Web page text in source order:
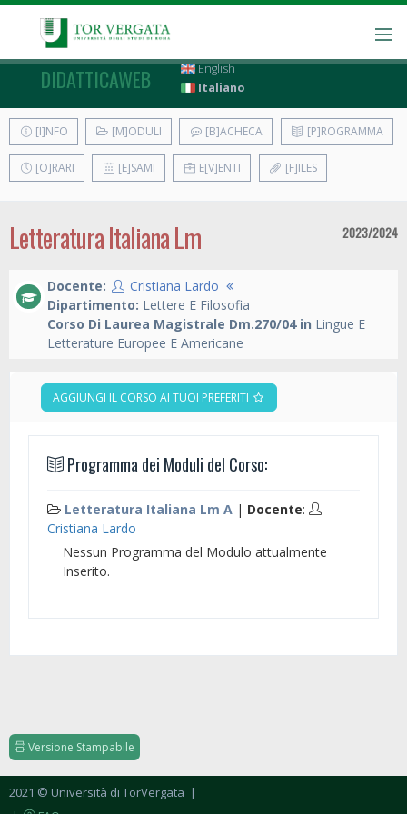
DIDATTICAWEB
English
Italiano
[I]NFO [M]ODULI [B]ACHECA [P]ROGRAMMA
[O]RARI [E]SAMI E[V]ENTI [F]ILES
Letteratura Italiana Lm 2023/2024
Docente:
Cristiana Lardo
Dipartimento: Lettere E Filosofia
Corso Di Laurea Magistrale Dm.270/04 in Lingue E
Letterature Europee E Americane
AGGIUNGI IL CORSO AI TUOI PREFERITI
Programma dei Moduli del Corso:
Letteratura Italiana Lm A | Docente:
Cristiana Lardo
Nessun Programma del Modulo attualmente
Inserito.
Versione Stampabile
2021 © Università di TorVergata |